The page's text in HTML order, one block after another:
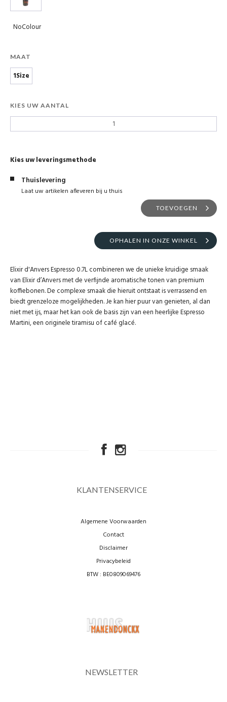
NoColour
MAAT
1Size
KIES UW AANTAL
Kies uw leveringsmethode
Thuislevering
Laat uw artikelen afleveren bij u thuis
TOEVOEGEN
OPHALEN IN ONZE WINKEL
Elixir d'Anvers Espresso 0.7L combineren we de unieke kruidige smaak
van Elixir d’Anvers met de verfijnde aromatische tonen van premium
koffiebonen. De complexe smaak die hieruit ontstaat is verrassend en
biedt grenzeloze mogelijkheden.Je kan hier puur van genieten, al dan
niet met ijs, maar het kan ook de basis zijn van een heerlijke Espresso
Martini, een originele tiramisu of café glacé.
KLANTENSERVICE
Algemene Voorwaarden
Contact
Disclaimer
Privacybeleid
BTW : BE0809069476
NEWSLETTER